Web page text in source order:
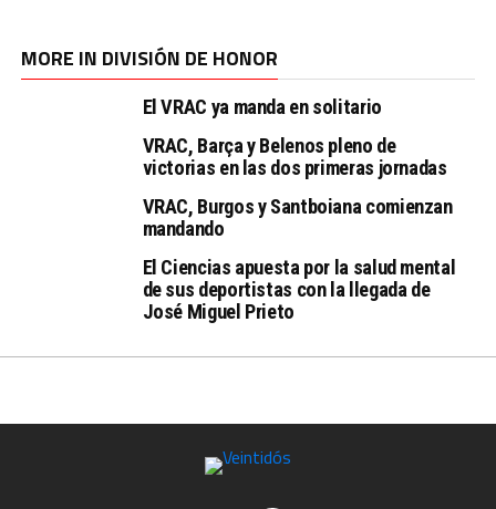
MORE IN DIVISIÓN DE HONOR
El VRAC ya manda en solitario
VRAC, Barça y Belenos pleno de
victorias en las dos primeras jornadas
VRAC, Burgos y Santboiana comienzan
mandando
El Ciencias apuesta por la salud mental
de sus deportistas con la llegada de
José Miguel Prieto